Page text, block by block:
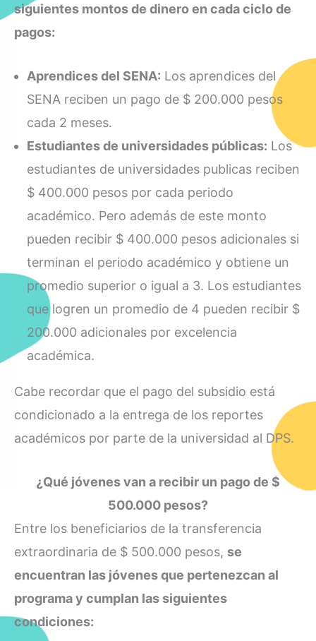
siguientes montos de dinero en cada ciclo de
pagos:
Aprendices del SENA: Los aprendices del
SENA reciben un pago de $ 200.000 pesos
cada 2 meses.
Estudiantes de universidades públicas: Los
estudiantes de universidades publicas reciben
$ 400.000 pesos por cada periodo
académico. Pero además de este monto
pueden recibir $ 400.000 pesos adicionales si
terminan el periodo académico y obtiene un
promedio superior o igual a 3. Los estudiantes
que logren un promedio de 4 pueden recibir $
200.000 adicionales por excelencia
académica.
Cabe recordar que el pago del subsidio está
condicionado a la entrega de los reportes
académicos por parte de la universidad al DPS.
¿Qué jóvenes van a recibir un pago de $
500.000 pesos?
Entre los beneficiarios de la transferencia
extraordinaria de $ 500.000 pesos, se
encuentran las jóvenes que pertenezcan al
programa y cumplan las siguientes
condiciones: